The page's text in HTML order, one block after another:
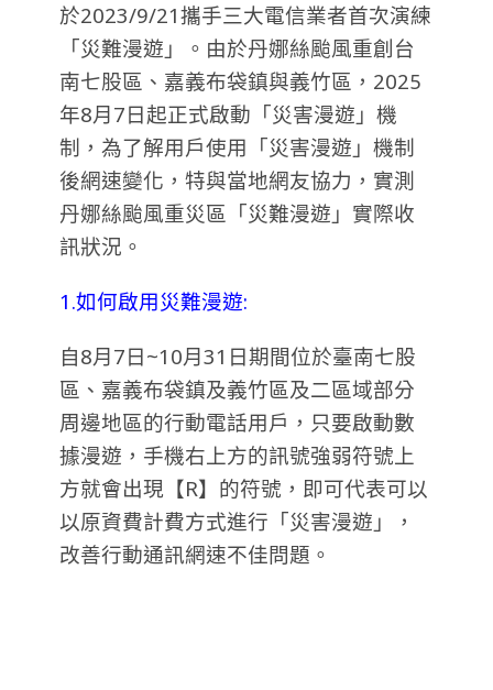
於2023/9/21攜手三大電信業者首次演練
「災難漫遊」。由於丹娜絲颱風重創台
南七股區、嘉義布袋鎮與義竹區，2025
年8月7日起正式啟動「災害漫遊」機
制，為了解用戶使用「災害漫遊」機制
後網速變化，特與當地網友協力，實測
丹娜絲颱風重災區「災難漫遊」實際收
訊狀況。
1.如何啟用災難漫遊:
自8月7日~10月31日期間位於臺南七股
區、嘉義布袋鎮及義竹區及二區域部分
周邊地區的行動電話用戶，只要啟動數
據漫遊，手機右上方的訊號強弱符號上
方就會出現【R】的符號，即可代表可以
以原資費計費方式進行「災害漫遊」，
改善行動通訊網速不佳問題。